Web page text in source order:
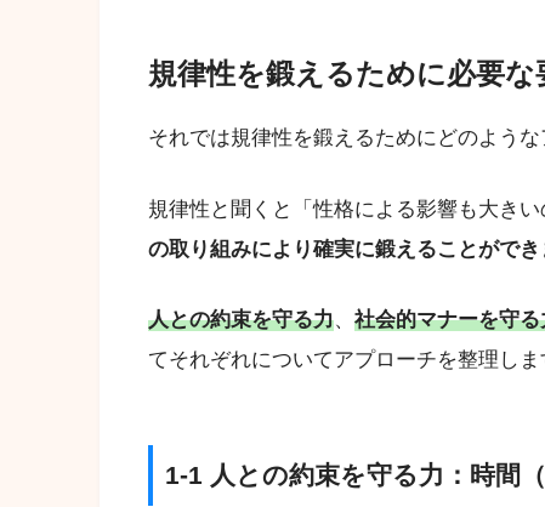
規律性を鍛えるために必要な
それでは規律性を鍛えるためにどのよう
規律性と聞くと「性格による影響も大き
の取り組みにより確実に鍛えることができ
人との約束を守る力、 社会的マナーを守る
てそれぞれについてアプローチを整理しま
1-1 人との約束を守る力：時間